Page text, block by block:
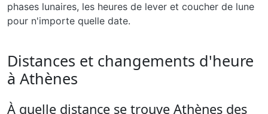
phases lunaires, les heures de lever et coucher de lune
pour n'importe quelle date.
Distances et changements d'heure
à Athènes
À quelle distance se trouve Athènes des